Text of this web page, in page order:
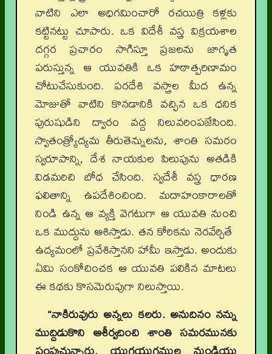
వాటిని ఎలా అధిగమించారో రచయిత్రి కళ్లకు
కట్టినట్టు చూపారు. ఒక విదేశీ వస్త్ర విక్రయశాల
దగ్గర ప్రచారం సాగిస్తూ ప్రజలను జాగృత
పరుస్తున్న ఆ యువతికి ఒక హఠాత్పరిణామం
చోటుచేసుకుంది. పరదేశి వస్త్రాల మీద ఉన్న
మోజుతో వాటిని కొనడానికి వచ్చిన ఒక ధనిక
పురుషుడిని ద్వారం వద్ద నిలువరింపజేసింది.
స్వాతంత్ర్యోద్యమ తీరుతెన్నులను, శాంతి సమరం
స్వరూపాన్ని, దేశ నాయకుల పిలుపును అతడికి
విడమరిచి బోధ చేసింది. స్వదేశీ వస్త్ర ధారణ
ఫలితాన్ని ఉపదేశించింది. మదాహంకారాలతో
నిండి ఉన్న ఆ వ్యక్తి వెగటుగా ఆ యువతి నుంచి
ఒక ముద్దును ఆశిస్తాడు. తన కోరికను నెరవేర్చితే
ఉద్యమంలో ప్రవేశిస్తానని హామీ ఇస్తాడు. అందుకు
ఏమి సంకోచించక ఆ యువతి పలికిన మాటలు
ఈ కథకు కొసమెరుపుగా నిలుస్తాయి.
“నాకిరువురు అన్నలు కలరు. అనుదినం నన్ను
ముద్దిడుకొని ఆశీర్వదించి శాంతి సమరమునకు